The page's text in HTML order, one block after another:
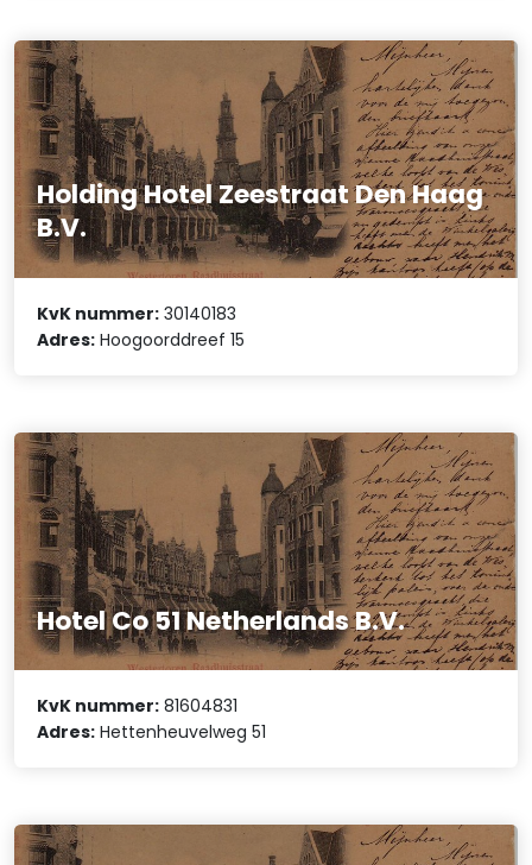
Holding Hotel Zeestraat Den Haag
B.V.
KvK nummer: 30140183
Adres: Hoogoorddreef 15
Hotel Co 51 Netherlands B.V.
KvK nummer: 81604831
Adres: Hettenheuvelweg 51